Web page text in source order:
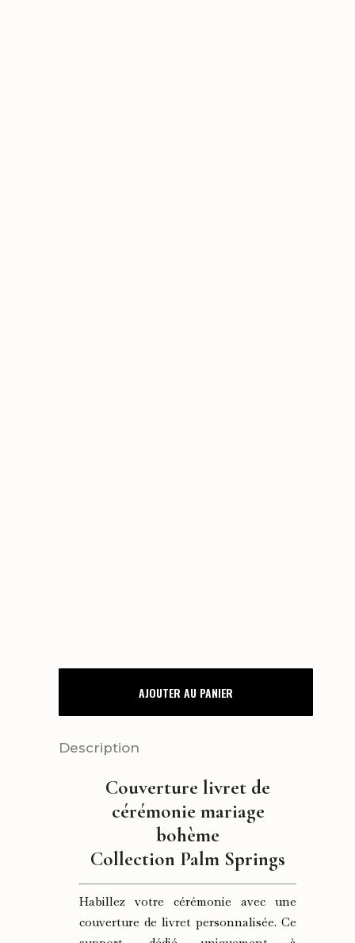
DE
quantity
AJOUTER AU PANIER
Description
Couverture livret de
cérémonie mariage
bohème
Collection Palm Springs
Habillez votre cérémonie avec une
couverture de livret personnalisée. Ce